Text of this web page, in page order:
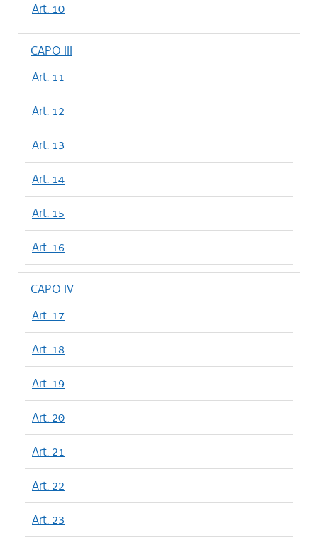
Art. 10
CAPO III
Art. 11
Art. 12
Art. 13
Art. 14
Art. 15
Art. 16
CAPO IV
Art. 17
Art. 18
Art. 19
Art. 20
Art. 21
Art. 22
Art. 23